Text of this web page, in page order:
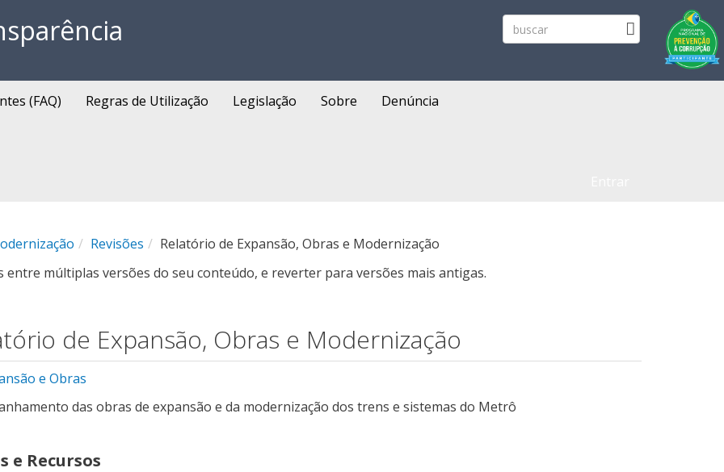
(FAQ) Regras de Utilização Legislação Sobre Denúncia
Revisões
Relatório de Expansão, Obras e Modernização
múltiplas versões do seu conteúdo, e reverter para versões mais antigas.
de Expansão, Obras e Modernização
e Obras
das obras de expansão e da modernização dos trens e sistemas do Metrô
e Recursos